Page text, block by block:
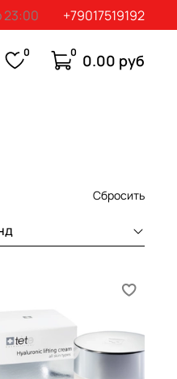
23:00 +79017519192
0 0 0.00 руб
Сбросить